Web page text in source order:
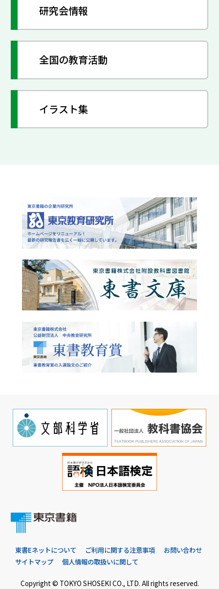
研究会情報
全国の教育活動
イラスト集
東書Eネットについて ご利用に関する注意事項
お問い合わせ
サイトマップ
個人情報の取扱いに関して
Copyright © TOKYO SHOSEKI CO., LTD. All rights reserved.